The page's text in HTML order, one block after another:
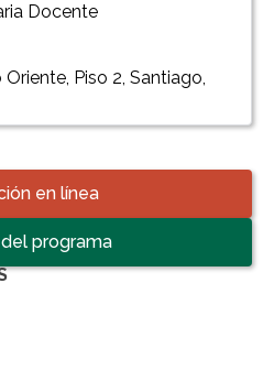
en línea
programa
interés
Docente
Piso 2, Santiago,